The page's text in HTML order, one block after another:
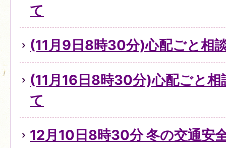
て
(11月9日8時30分)心配ごと相
(11月16日8時30分)心配ごと
て
12月10日8時30分 冬の交通安